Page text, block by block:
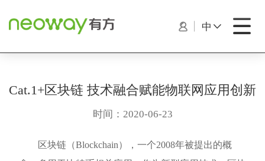
中
Cat.1+区块链 技术融合赋能物联网应用创新
时间：2020-06-23
区块链（Blockchain），一个2008年被提出的概